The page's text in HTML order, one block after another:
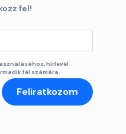
fel!
hírlevél
fél számára.
Feliratkozom